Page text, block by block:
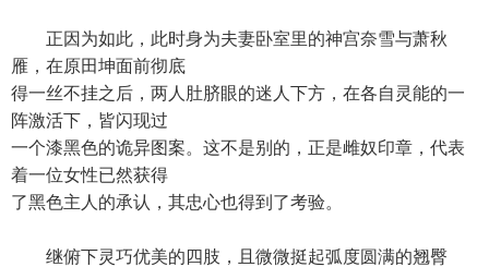
正因为如此，此时身为夫妻卧室里的神宫奈雪与萧秋
雁，在原田坤面前彻底
得一丝不挂之后，两人肚脐眼的迷人下方，在各自灵能的一
阵激活下，皆闪现过
一个漆黑色的诡异图案。这不是别的，正是雌奴印章，代表
着一位女性已然获得
了黑色主人的承认，其忠心也得到了考验。
继俯下灵巧优美的四肢，且微微挺起弧度圆满的翘臀